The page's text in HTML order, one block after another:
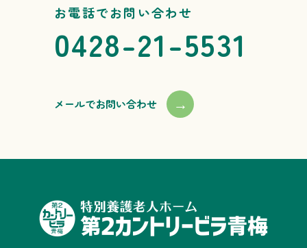
お電話でお問い合わせ
0428-21-5531
メールでお問い合わせ →